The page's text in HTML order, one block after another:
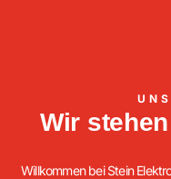
Wir
Willkommen bei Stein